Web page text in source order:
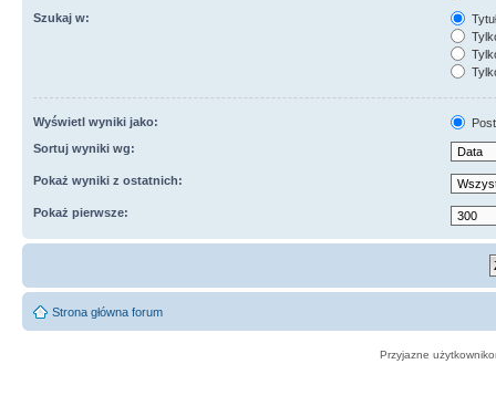
Szukaj w:
Wyświetl wyniki jako:
Sortuj wyniki wg:
Pokaż wyniki z ostatnich:
Pokaż pierwsze:
Strona główna forum
Przyjazne